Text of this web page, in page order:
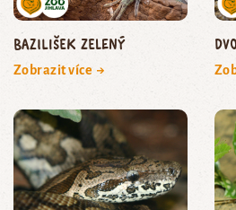
bazilišek zelený
Zobrazit více →